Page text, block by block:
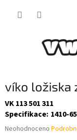
víko ložiska
VK 113 501 311
Specifikace: 1410-
Průměrné
Neohodnoceno